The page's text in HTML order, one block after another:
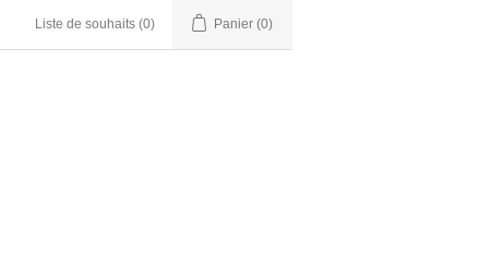
Liste de souhaits (0) Panier (0)